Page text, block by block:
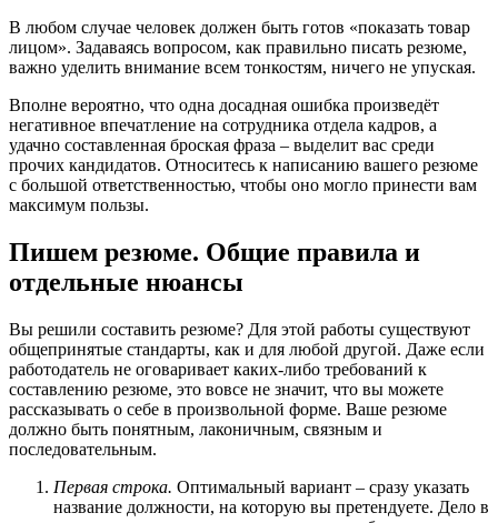
В любом случае человек должен быть готов «показать товар
лицом». Задаваясь вопросом, как правильно писать резюме,
важно уделить внимание всем тонкостям, ничего не упуская.
Вполне вероятно, что одна досадная ошибка произведёт
негативное впечатление на сотрудника отдела кадров, а
удачно составленная броская фраза – выделит вас среди
прочих кандидатов. Относитесь к написанию вашего резюме
с большой ответственностью, чтобы оно могло принести вам
максимум пользы.
Пишем резюме. Общие правила и
отдельные нюансы
Вы решили составить резюме? Для этой работы существуют
общепринятые стандарты, как и для любой другой. Даже если
работодатель не оговаривает каких-либо требований к
составлению резюме, это вовсе не значит, что вы можете
рассказывать о себе в произвольной форме. Ваше резюме
должно быть понятным, лаконичным, связным и
последовательным.
Первая строка. Оптимальный вариант – сразу указать
название должности, на которую вы претендуете. Дело в